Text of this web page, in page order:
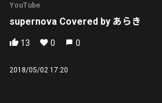
YouTube
supernova Covered by あらき
13 0 0
2018/05/02 17:20